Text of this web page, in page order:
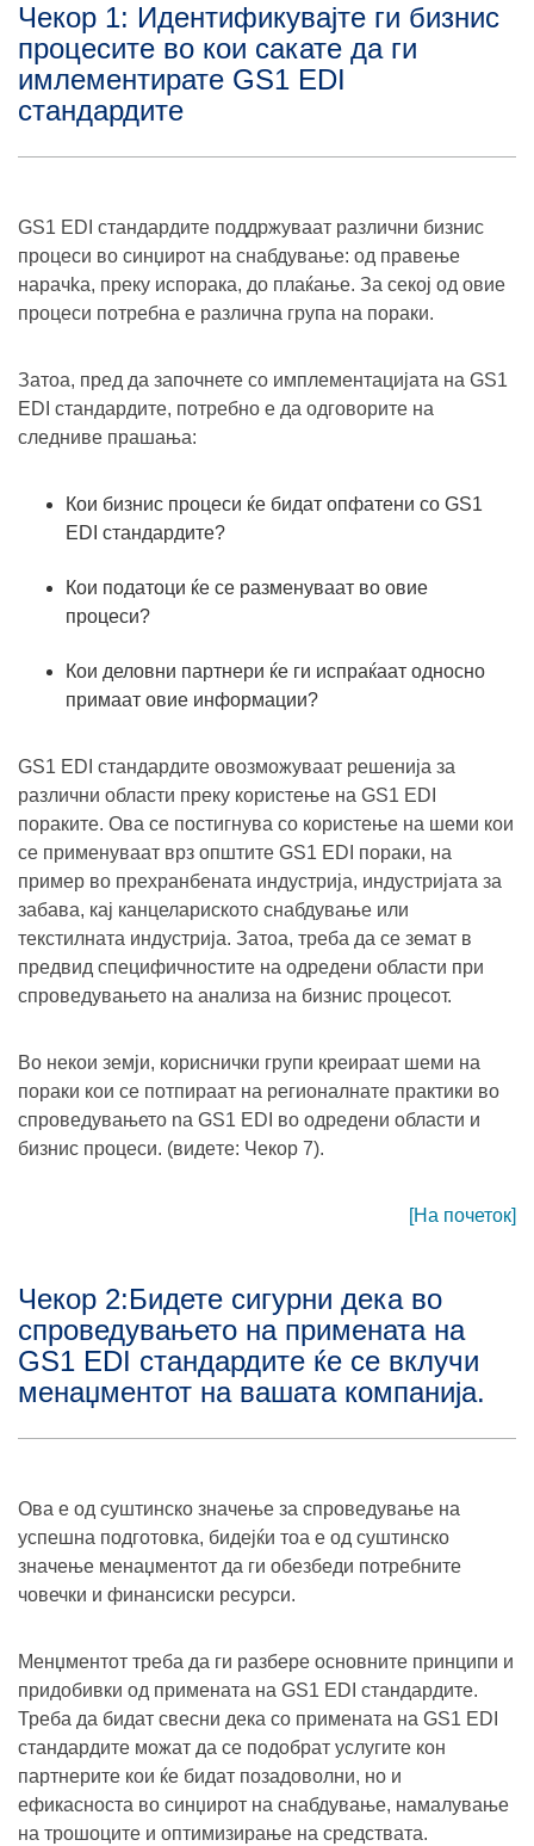
Чекор 1: Идентификувајте ги бизнис
процесите во кои сакате да ги
имлементирате GS1 EDI
стандардите
GS1 EDI стандардите поддржуваат различни бизнис
процеси во синџирот на снабдување: од правење
нарачka, преку испорака, до плаќање. За секој од овие
процеси потребна е различна група на пораки.
Затоа, пред да започнете со имплементацијата на GS1
EDI стандардите, потребно е да одговорите на
следниве прашања:
Кои бизнис процеси ќе бидат опфатени со GS1
EDI стандардите?
Кои податоци ќе се разменуваат во овие
процеси?
Кои деловни партнери ќе ги испраќаат односно
примаат овие информации?
GS1 EDI стандардите овозможуваат решенија за
различни области преку користење на GS1 EDI
пораките. Ова се постигнува со користење на шеми кои
се применуваат врз општите GS1 EDI пораки, на
пример во прехранбената индустрија, индустријата за
забава, кај канцелариското снабдување или
текстилната индустрија. Затоа, треба да се земат в
предвид специфичностите на одредени области при
спроведувањето на анализа на бизнис процесот.
Во некои земји, кориснички групи креираат шеми на
пораки кои се потпираат на регионалнате практики во
спроведувањето na GS1 EDI во одредени области и
бизнис процеси. (видeте: Чекор 7).
[На почеток]
Чекор 2:Бидете сигурни дека во
спроведувањето на примената на
GS1 EDI стандардите ќе се вклучи
менаџментот на вашата компанија.
Ова е од суштинско значење за спроведување на
успешна подготовка, бидејќи тоа е од суштинско
значење менаџментот да ги обезбеди потребните
човечки и финансиски ресурси.
Менџментот треба да ги разбере основните принципи и
придобивки од примената на GS1 EDI стандардите.
Треба да бидат свесни дека со примената на GS1 EDI
стандардите можат да се подобрат услугите кон
партнерите кои ќе бидат позадоволни, но и
ефикасноста во синџирот на снабдување, намалување
на трошоците и оптимизирање на средствата.